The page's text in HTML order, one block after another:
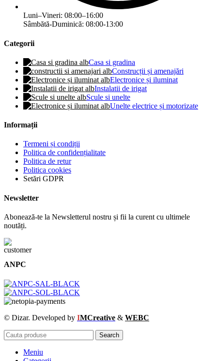
Luni–Vineri: 08:00–16:00
Sâmbătă-Duminică: 08:00-13:00
Categorii
Casa si gradina
Construcții și amenajări
Electronice și iluminat
Instalatii de irigat
Scule si unelte
Unelte electrice și motorizate
Informații
Termeni și condiții
Politica de confidențialitate
Politica de retur
Politica cookies
Setări GDPR
Newsletter
Abonează-te la Newsletterul nostru și fii la curent cu ultimele
noutăți.
ANPC
© Dizar. Developed by IMCreative & WEBC
Search
Meniu